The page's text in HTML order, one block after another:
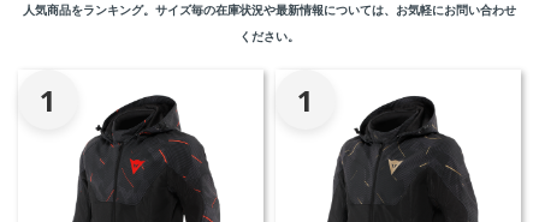
人気商品をランキング。サイズ毎の在庫状況や最新情報については、お気軽にお問い合わせ
ください。
1 1